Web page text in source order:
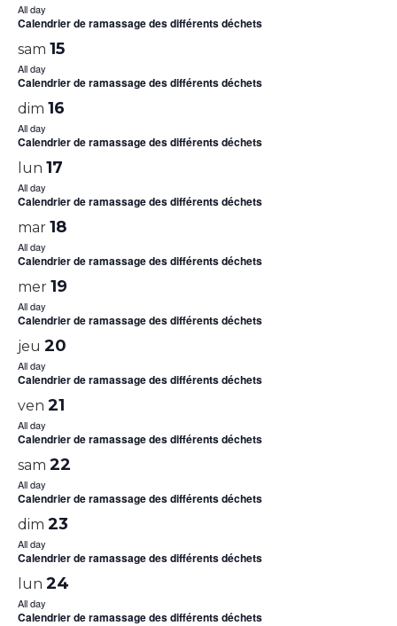
All day
Calendrier de ramassage des différents déchets
sam 15
All day
Calendrier de ramassage des différents déchets
dim 16
All day
Calendrier de ramassage des différents déchets
lun 17
All day
Calendrier de ramassage des différents déchets
mar 18
All day
Calendrier de ramassage des différents déchets
mer 19
All day
Calendrier de ramassage des différents déchets
jeu 20
All day
Calendrier de ramassage des différents déchets
ven 21
All day
Calendrier de ramassage des différents déchets
sam 22
All day
Calendrier de ramassage des différents déchets
dim 23
All day
Calendrier de ramassage des différents déchets
lun 24
All day
Calendrier de ramassage des différents déchets